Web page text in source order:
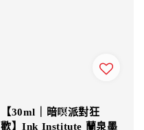
【30ml｜暗暝派對狂
歡】Ink Institute 蘭泉墨